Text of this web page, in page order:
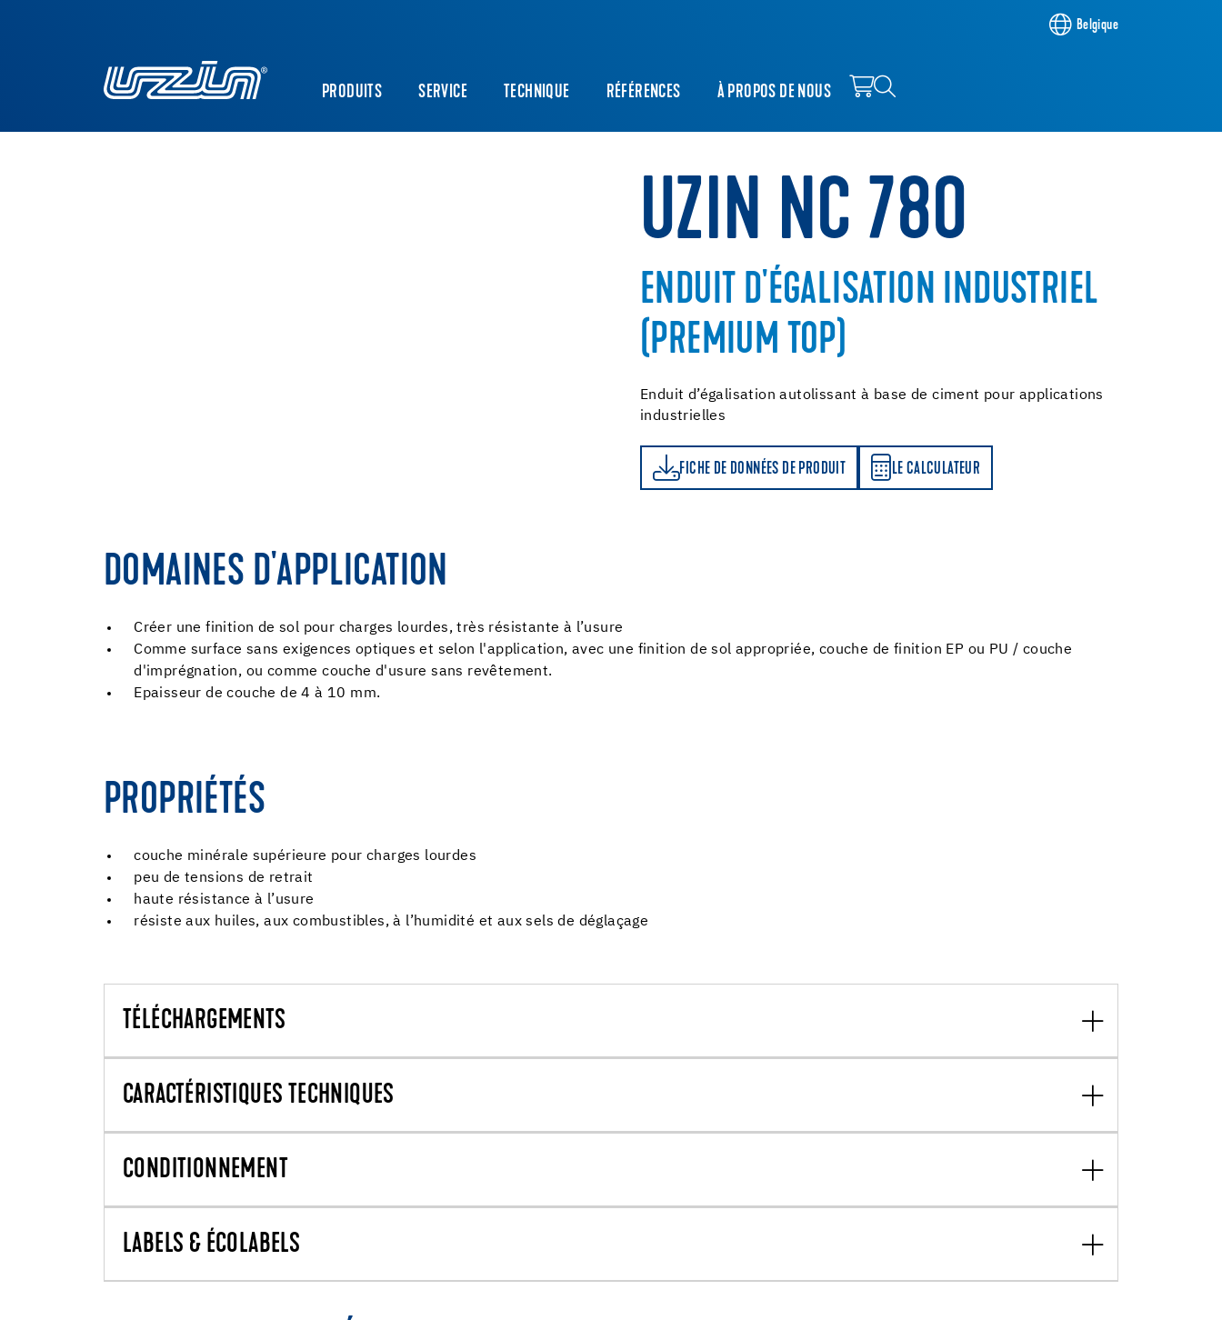
Belgique
PRODUITS SERVICE TECHNIQUE RÉFÉRENCES À PROPOS DE NOUS
UZIN NC 780
ENDUIT D'ÉGALISATION INDUSTRIEL
(PREMIUM TOP)
Enduit d’égalisation autolissant à base de ciment pour applications
industrielles
FICHE DE DONNÉES DE PRODUIT LE CALCULATEUR
LE CALCULATEUR
DOMAINES D'APPLICATION
Créer une finition de sol pour charges lourdes, très résistante à l’usure
Comme surface sans exigences optiques et selon l'application, avec une finition de sol appropriée, couche de finition EP ou PU / couche
d'imprégnation, ou comme couche d'usure sans revêtement.
Epaisseur de couche de 4 à 10 mm.
PROPRIÉTÉS
couche minérale supérieure pour charges lourdes
peu de tensions de retrait
haute résistance à l’usure
résiste aux huiles, aux combustibles, à l’humidité et aux sels de déglaçage
TÉLÉCHARGEMENTS
CARACTÉRISTIQUES TECHNIQUES
CONDITIONNEMENT
LABELS & ÉCOLABELS